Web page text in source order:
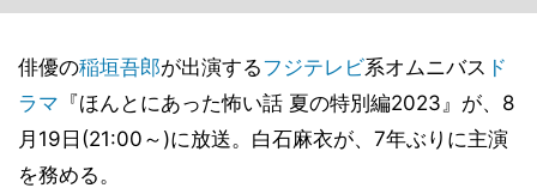
俳優の稲垣吾郎が出演するフジテレビ系オムニバス ド
ラマ 『ほんとにあった怖い話 夏の特別編2023』が、8
月19日(21:00～)に放送。白石麻衣が、7年ぶりに主演
を務める。